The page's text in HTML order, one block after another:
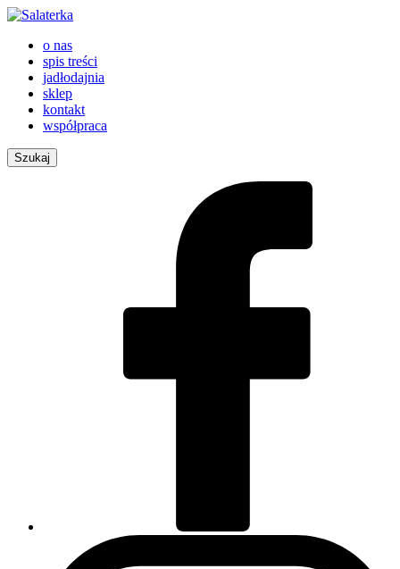
o nas
spis treści
jadłodajnia
sklep
kontakt
współpraca
Szukaj